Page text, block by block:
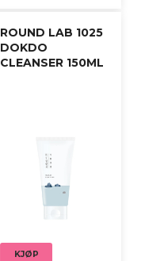
ROUND LAB 1025
DOKDO
CLEANSER 150ML
KJØP